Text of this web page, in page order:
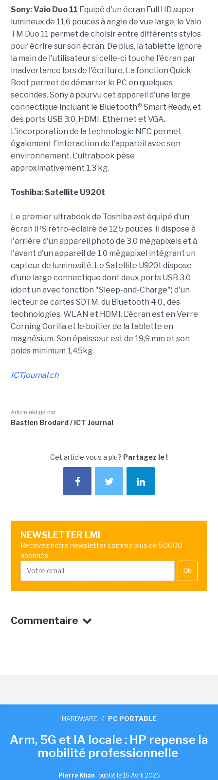
Sony: Vaio Duo 11 Equipé d'un écran Full HD super
lumineux de 11,6 pouces à angle de vue large, le Vaio
TM Duo 11 permet de choisir entre différents stylos
pour écrire sur son écran. De plus, la tablette ignore
la main de l'utilisateur si celle-ci touche l'écran par
inadvertance lors de l'écriture. La fonction Quick
Boot permet de démarrer le PC en quelques
secondes. Sony a pourvu cet appareil d'une large
connectique incluant le Bluetooth® Smart Ready, et
des ports USB 3.0, HDMI, Ethernet et VGA.
L'incorporation de la technologie NFC permet
également l'interaction de l'appareil avec son
environnement. L'ultrabook pèse
approximativement 1,3 kg.
Toshiba: Satellite U920t
Le premier ultrabook de Toshiba est équipé d'un
écran IPS rétro-éclairé de 12,5 pouces. Il dispose à
l'arrière d'un appareil photo de 3,0 mégapixels et à
l'avant d'un appareil de 1,0 mégapixel intégrant un
capteur de luminosité. Le Satellite U920t dispose
d'une large connectique dont deux ports USB 3.0
(dont un avec fonction "Sleep-and-Charge") d'un
lecteur de cartes SDTM, du Bluetooth 4.0., des
technologies WLAN et HDMI. L'écran est en Verre
Corning Gorilla et le boîtier de la tablette en
magnésium. Son épaisseur est de 19,9 mm et son
poids minimum 1,45kg.
ICTjournal.ch
Article rédigé par
Bastien Brodard / ICT Journal
Cet article vous a plu? Partagez le !
NEWSLETTER LMI
Recevez notre newsletter comme plus de 50000
abonnés
OK
Commentaire
HARDWARE / PC PORTABLE
Arm, 5G et IA locale : HP repense la
mobilité professionnelle
Pierre Khan , publié le 16 Avril 2026